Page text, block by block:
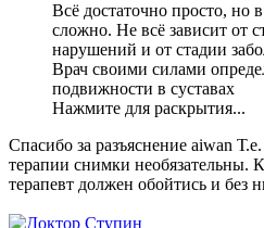
Всё достаточно просто, но
сложно. Не всё зависит от
нарушений и от стадии
Врач своими силами
подвижности в суставах
Нажмите для раскрытия...
Спасибо за разъяснение aiwan
терапии снимки необязательны.
терапевт должен обойтись и без